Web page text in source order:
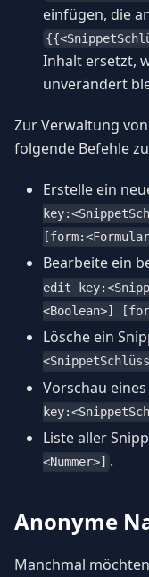
einfügen, die
Inhalt ersetzt,
unverändert
Zur Verwaltung
folgende Befehle
Erstelle ein
Bearbeite ein
edit
<Boolean>]
Lösche ein
Vorschau
Liste aller
<Nummer>] .
Anonyme
Manchmal